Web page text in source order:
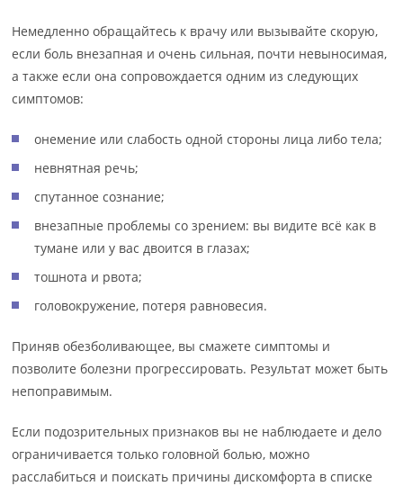
Немедленно обращайтесь к врачу или вызывайте скорую,
если боль внезапная и очень сильная, почти невыносимая,
а также если она сопровождается одним из следующих
симптомов:
онемение или слабость одной стороны лица либо тела;
невнятная речь;
спутанное сознание;
внезапные проблемы со зрением: вы видите всё как в
тумане или у вас двоится в глазах;
тошнота и рвота;
головокружение, потеря равновесия.
Приняв обезболивающее, вы смажете симптомы и
позволите болезни прогрессировать. Результат может быть
непоправимым.
Если подозрительных признаков вы не наблюдаете и дело
ограничивается только головной болью, можно
расслабиться и поискать причины дискомфорта в списке